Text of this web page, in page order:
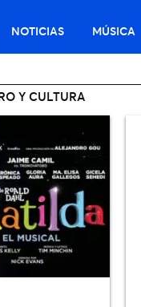
NOTICIAS MÚSICA
Y CULTURA